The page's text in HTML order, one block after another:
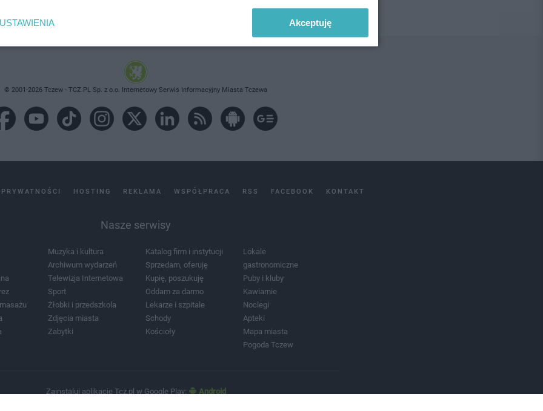
© 2001-2026 Tczew - TCZ.PL Sp. z o.o. Internetowy Serwis Informacyjny Miasta Tczewa
HOSTING REKLAMA WSPÓŁPRACA RSS FACEBOOK KONTAKT
Nasze serwisy
Muzyka i kultura
Archiwum wydarzeń
Telewizja Internetowa
Sport
Żłobki i przedszkola
Zdjęcia miasta
Zabytki
Katalog firm i instytucji
Sprzedam, oferuję
Kupię, poszukuję
Oddam za darmo
Lekarze i szpitale
Schody
Kościoły
Lokale
gastronomiczne
Puby i kluby
Kawiarnie
Noclegi
Apteki
Mapa miasta
Pogoda Tczew
Zainstaluj aplikację Tcz.pl w Google Play: Android
USTAWIENIA Akceptuję